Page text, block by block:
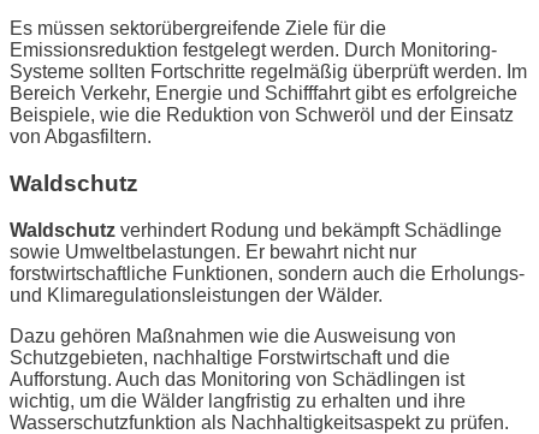
Es müssen sektorübergreifende Ziele für die
Emissionsreduktion festgelegt werden. Durch Monitoring-
Systeme sollten Fortschritte regelmäßig überprüft werden. Im
Bereich Verkehr, Energie und Schifffahrt gibt es erfolgreiche
Beispiele, wie die Reduktion von Schweröl und der Einsatz
von Abgasfiltern.
Waldschutz
Waldschutz verhindert Rodung und bekämpft Schädlinge
sowie Umweltbelastungen. Er bewahrt nicht nur
forstwirtschaftliche Funktionen, sondern auch die Erholungs-
und Klimaregulationsleistungen der Wälder.
Dazu gehören Maßnahmen wie die Ausweisung von
Schutzgebieten, nachhaltige Forstwirtschaft und die
Aufforstung. Auch das Monitoring von Schädlingen ist
wichtig, um die Wälder langfristig zu erhalten und ihre
Wasserschutzfunktion als Nachhaltigkeitsaspekt zu prüfen.